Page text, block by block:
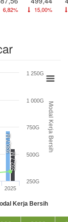
6,82% 15,00%
Modal Kerja Bersih
930,7 M
592,7 M
Kerja Bersih
2025
250G
500G
750G
1 000G
1 250G